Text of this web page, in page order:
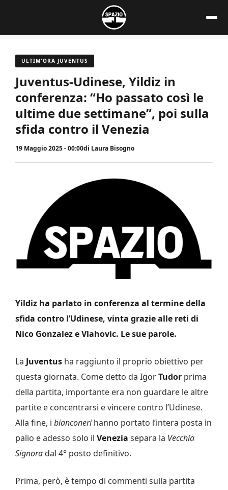
contenuto
ULTIM'ORA JUVENTUS
Juventus-Udinese, Yildiz in
conferenza: “Ho passato così le
ultime due settimane”, poi sulla
sfida contro il Venezia
19 Maggio 2025 - 00:00di Laura Bisogno
Yildiz ha parlato in conferenza al termine della
sfida contro l’Udinese, vinta grazie alle reti di
Nico Gonzalez e Vlahovic. Le sue parole.
La Juventus ha raggiunto il proprio obiettivo per
questa giornata. Come detto da IgorTudor prima
della partita, importante era non guardare le altre
partite e concentrarsi e vincere contro l’Udinese.
Alla fine, i bianconerihanno portato l’intera posta in
palio e adesso solo il Venezia separa la Vecchia
Signora dal 4° posto definitivo.
Prima, però, è tempo di commenti sulla partita